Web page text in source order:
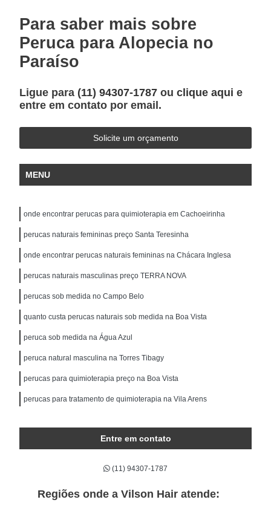
Para saber mais sobre
Peruca para Alopecia no
Paraíso
Ligue para (11) 94307-1787ouclique aqui e
entre em contato por email.
Solicite um orçamento
MENU
onde encontrar perucas para quimioterapia em Cachoeirinha
perucas naturais femininas preço Santa Teresinha
onde encontrar perucas naturais femininas na Chácara Inglesa
perucas naturais masculinas preço TERRA NOVA
perucas sob medida no Campo Belo
quanto custa perucas naturais sob medida na Boa Vista
peruca sob medida na Água Azul
peruca natural masculina na Torres Tibagy
perucas para quimioterapia preço na Boa Vista
perucas para tratamento de quimioterapia na Vila Arens
Entre em contato
(11) 94307-1787
Regiões onde a Vilson Hair atende: